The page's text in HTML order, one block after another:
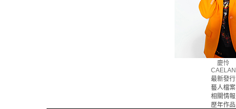
慶怜
CAELAN
最新發行
藝人檔案
相關情報
歷年作品